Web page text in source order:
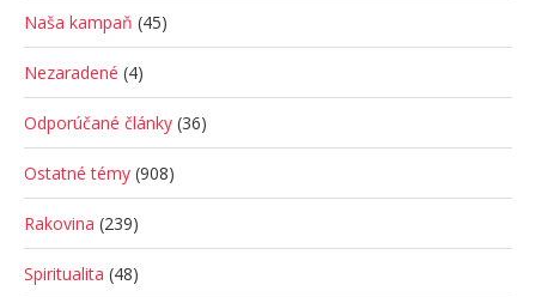
Naša kampaň (45)
Nezaradené (4)
Odporúčané články (36)
Ostatné témy (908)
Rakovina (239)
Spiritualita (48)